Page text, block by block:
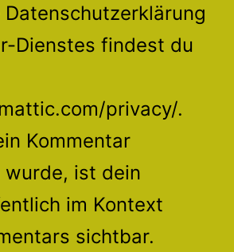
Dienstes findest du
privacy/.
Kommentar
ist dein
im Kontext
sichtbar.